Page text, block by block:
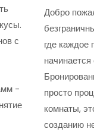
с
-
Добро
где каждое
начинается
просто
комнаты,
созданию